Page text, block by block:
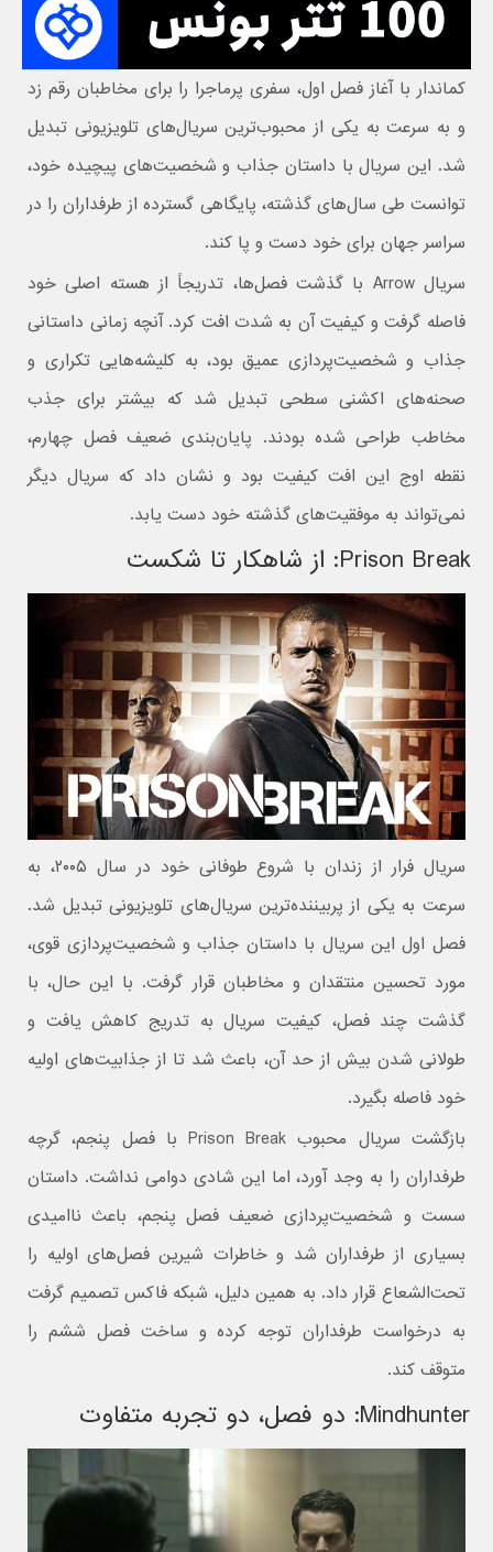
کماندار با آغاز فصل اول، سفری پرماجرا را برای مخاطبان رقم زد
و به سرعت به یکی از محبوب‌ترین سریال‌های تلویزیونی تبدیل
شد. این سریال با داستان جذاب و شخصیت‌های پیچیده خود،
توانست طی سال‌های گذشته، پایگاهی گسترده از طرفداران را در
سراسر جهان برای خود دست و پا کند.
سریال Arrow با گذشت فصل‌ها، تدریجاً از هسته‌ اصلی خود
فاصله گرفت و کیفیت آن به شدت افت کرد. آنچه زمانی داستانی
جذاب و شخصیت‌پردازی عمیق بود، به کلیشه‌هایی تکراری و
صحنه‌های اکشنی سطحی تبدیل شد که بیشتر برای جذب
مخاطب طراحی شده بودند. پایان‌بندی ضعیف فصل چهارم،
نقطه‌ اوج این افت کیفیت بود و نشان داد که سریال دیگر
نمی‌تواند به موفقیت‌های گذشته خود دست یابد.
Prison Break: از شاهکار تا شکست
سریال فرار از زندان با شروع طوفانی خود در سال ۲۰۰۵، به
سرعت به یکی از پربیننده‌ترین سریال‌های تلویزیونی تبدیل شد.
فصل اول این سریال با داستان جذاب و شخصیت‌پردازی قوی،
مورد تحسین منتقدان و مخاطبان قرار گرفت. با این حال، با
گذشت چند فصل، کیفیت سریال به تدریج کاهش یافت و
طولانی شدن بیش از حد آن، باعث شد تا از جذابیت‌های اولیه
خود فاصله بگیرد.
بازگشت سریال محبوب Prison Break با فصل پنجم، گرچه
طرفداران را به وجد آورد، اما این شادی دوامی نداشت. داستان
سست و شخصیت‌پردازی ضعیف فصل پنجم، باعث ناامیدی
بسیاری از طرفداران شد و خاطرات شیرین فصل‌های اولیه را
تحت‌الشعاع قرار داد. به همین دلیل، شبکه فاکس تصمیم گرفت
به درخواست طرفداران توجه کرده و ساخت فصل ششم را
متوقف کند.
Mindhunter: دو فصل، دو تجربه متفاوت